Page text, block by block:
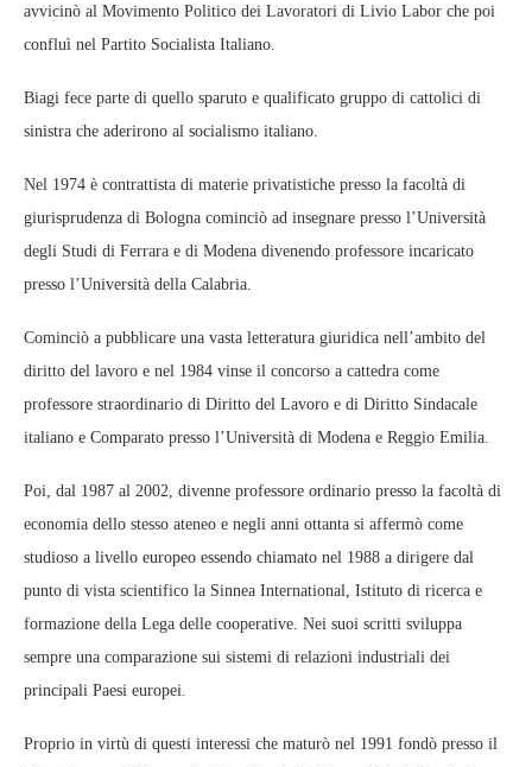
avvicinò al Movimento Politico dei Lavoratori di Livio Labor che poi
confluì nel Partito Socialista Italiano.
Biagi fece parte di quello sparuto e qualificato gruppo di cattolici di
sinistra che aderirono al socialismo italiano.
Nel 1974 è contrattista di materie privatistiche presso la facoltà di
giurisprudenza di Bologna cominciò ad insegnare presso l’Università
degli Studi di Ferrara e di Modena divenendo professore incaricato
presso l’Università della Calabria.
Cominciò a pubblicare una vasta letteratura giuridica nell’ambito del
diritto del lavoro e nel 1984 vinse il concorso a cattedra come
professore straordinario di Diritto del Lavoro e di Diritto Sindacale
italiano e Comparato presso l’Università di Modena e Reggio Emilia.
Poi, dal 1987 al 2002, divenne professore ordinario presso la facoltà di
economia dello stesso ateneo e negli anni ottanta si affermò come
studioso a livello europeo essendo chiamato nel 1988 a dirigere dal
punto di vista scientifico la Sinnea International, Istituto di ricerca e
formazione della Lega delle cooperative. Nei suoi scritti sviluppa
sempre una comparazione sui sistemi di relazioni industriali dei
principali Paesi europei.
Proprio in virtù di questi interessi che maturò nel 1991 fondò presso il